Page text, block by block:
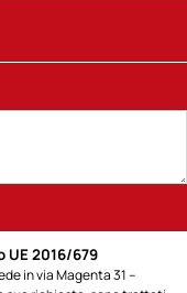
UE 2016/679
in via Magenta 31 –